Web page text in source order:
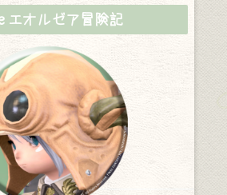
エオルゼア冒険記